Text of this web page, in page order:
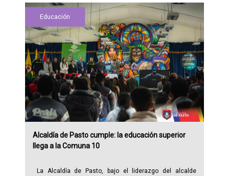
Educación
Alcaldía de Pasto cumple: la educación superior
llega a la Comuna 10
La Alcaldía de Pasto, bajo el liderazgo del alcalde